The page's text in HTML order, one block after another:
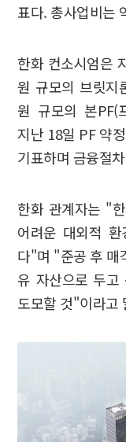
표다. 총사업비는
한화 컨소시엄은
원 규모의 브릿지
원 규모의 본PF(
지난 18일 PF 약
기표하며 금융절
한화 관계자는 "
어려운 대외적 환
다"며 "준공 후 매
유 자산으로 두고
도모할 것"이라고